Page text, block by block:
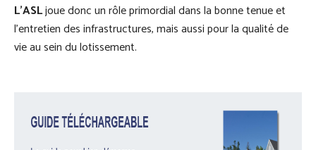
L’ASLjoue donc un rôle primordial dans la bonne tenue et
l’entretien des infrastructures, mais aussi pour la qualité de
vie au sein du lotissement.